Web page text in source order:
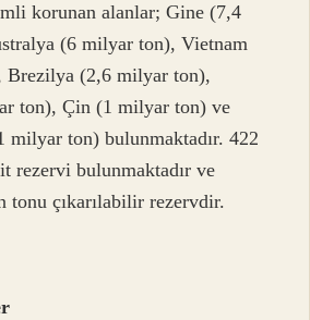
korunan alanlar; Gine (7,4
(6 milyar ton), Vietnam
Brezilya (2,6 milyar ton),
ton), Çin (1 milyar ton) ve
milyar ton) bulunmaktadır. 422
rezervi bulunmaktadır ve
tonu çıkarılabilir rezervdir.